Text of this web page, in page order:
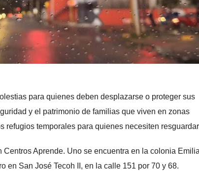
para quienes deben desplazarse o proteger sus
y el patrimonio de familias que viven en zonas
temporales para quienes necesiten
Aprende. Uno se encuentra en la colonia
en San José Tecoh II, en la calle 151 por 70 y 68.